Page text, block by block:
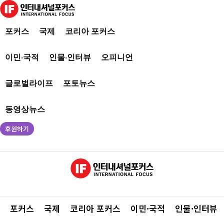
포커스 국제 코리아 포커스
이민·국적 인물·인터뷰 오피니언
글로벌라이프 포토뉴스
동영상뉴스
후원하기
포커스 국제 코리아 포커스 이민·국적 인물·인터뷰